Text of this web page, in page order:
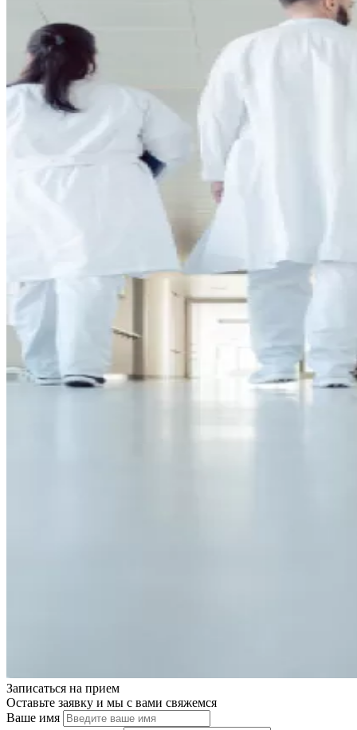
Записаться на прием
Оставьте заявку и мы с вами свяжемся
Ваше имя